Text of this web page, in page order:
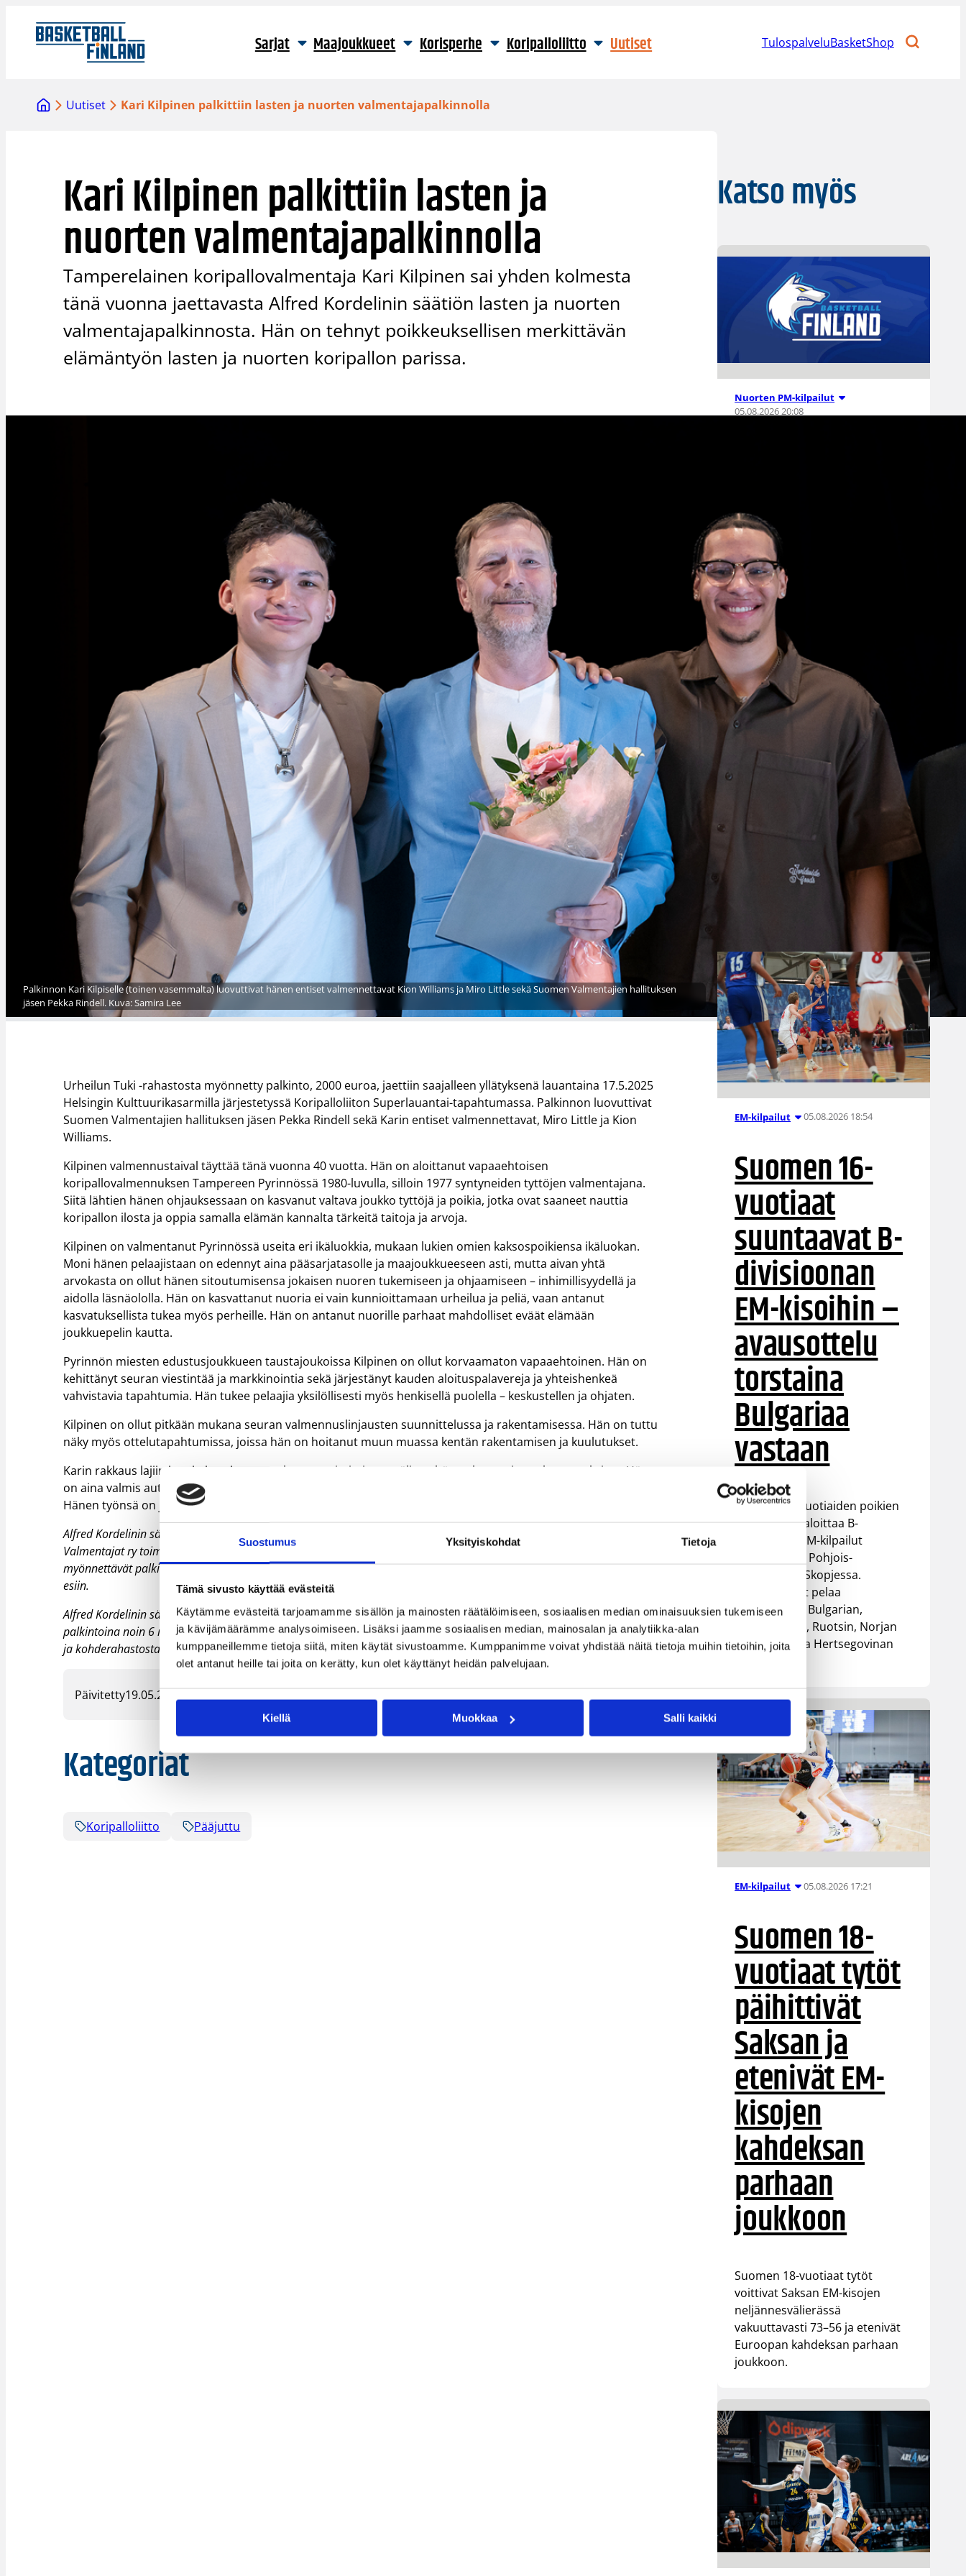
Suostumus Yksityiskohdat Tietoja
Tämä sivusto käyttää evästeitä
Käytämme evästeitä tarjoamamme sisällön ja mainosten räätälöimiseen, sosiaalisen median ominaisuuksien tukemiseen
ja kävijämäärämme analysoimiseen. Lisäksi jaamme sosiaalisen median, mainosalan ja analytiikka-alan
kumppaneillemme tietoja siitä, miten käytät sivustoamme. Kumppanimme voivat yhdistää näitä tietoja muihin tietoihin, joita
olet antanut heille tai joita on kerätty, kun olet käyttänyt heidän palvelujaan.
Kiellä Muokkaa Salli kaikki
sisältöön
Sarjat Maajoukkueet Korisperhe Koripalloliitto Uutiset TulospalveluBasketShop
Uutiset Kari Kilpinen palkittiin lasten ja nuorten valmentajapalkinnolla
Kari Kilpinen palkittiin lasten ja
nuorten valmentajapalkinnolla
Tamperelainen koripallovalmentaja Kari Kilpinen sai yhden kolmesta
tänä vuonna jaettavasta Alfred Kordelinin säätiön lasten ja nuorten
valmentajapalkinnosta. Hän on tehnyt poikkeuksellisen merkittävän
elämäntyön lasten ja nuorten koripallon parissa.
Palkinnon Kari Kilpiselle (toinen vasemmalta) luovuttivat hänen entiset valmennettavat Kion Williams ja Miro Little sekä Suomen Valmentajien hallituksen
jäsen Pekka Rindell. Kuva: Samira Lee
Urheilun Tuki -rahastosta myönnetty palkinto, 2000 euroa, jaettiin saajalleen yllätyksenä lauantaina 17.5.2025
Helsingin Kulttuurikasarmilla järjestetyssä Koripalloliiton Superlauantai-tapahtumassa. Palkinnon luovuttivat
Suomen Valmentajien hallituksen jäsen Pekka Rindell sekä Karin entiset valmennettavat, Miro Little ja Kion
Williams.
Kilpinen valmennustaival täyttää tänä vuonna 40 vuotta. Hän on aloittanut vapaaehtoisen
koripallovalmennuksen Tampereen Pyrinnössä 1980-luvulla, silloin 1977 syntyneiden tyttöjen valmentajana.
Siitä lähtien hänen ohjauksessaan on kasvanut valtava joukko tyttöjä ja poikia, jotka ovat saaneet nauttia
koripallon ilosta ja oppia samalla elämän kannalta tärkeitä taitoja ja arvoja.
Kilpinen on valmentanut Pyrinnössä useita eri ikäluokkia, mukaan lukien omien kaksospoikiensa ikäluokan.
Moni hänen pelaajistaan on edennyt aina pääsarjatasolle ja maajoukkueeseen asti, mutta aivan yhtä
arvokasta on ollut hänen sitoutumisensa jokaisen nuoren tukemiseen ja ohjaamiseen – inhimillisyydellä ja
aidolla läsnäololla. Hän on kasvattanut nuoria ei vain kunnioittamaan urheilua ja peliä, vaan antanut
kasvatuksellista tukea myös perheille. Hän on antanut nuorille parhaat mahdolliset eväät elämään
joukkuepelin kautta.
Pyrinnön miesten edustusjoukkueen taustajoukoissa Kilpinen on ollut korvaamaton vapaaehtoinen. Hän on
kehittänyt seuran viestintää ja markkinointia sekä järjestänyt kauden aloituspalavereja ja yhteishenkeä
vahvistavia tapahtumia. Hän tukee pelaajia yksilöllisesti myös henkisellä puolella – keskustellen ja ohjaten.
Kilpinen on ollut pitkään mukana seuran valmennuslinjausten suunnittelussa ja rakentamisessa. Hän on tuttu
näky myös ottelutapahtumissa, joissa hän on hoitanut muun muassa kentän rakentamisen ja kuulutukset.
Karin rakkaus lajiin ja erityisesti nuorten kanssa toimimiseen välittyy hänen kasvattiensa kertomuksista. Hän
on aina valmis auttamaan pelaajia ja nauttii syvästi siitä, että saa olla osa nuorten matkaa kohti unelmiaan.
Hänen työnsä on jättänyt pysyvän jäljen suomalaiseen juniorikoripalloon.
Alfred Kordelinin säätiön valmentajapalkintoa esittää valmentajan lajiliitto valmentajan itse sitä tietämättä. Suomen
Valmentajat ry toimii asiainhoitajana Alfred Kordelinin säätiön suuntaan. Säätiön Urheilun tuki -rahastosta
myönnettävät palkinnot ovat yksi keino tuoda lasten ja nuorten parissa vapaa-ajallaan valmentavien arvokasta työtä
esiin.
Alfred Kordelinin säätiö on yksityinen yleishyödyllinen apurahasäätiö. Säätiö jakaa vuosittain apurahoina ja
palkintoina noin 6 miljoonaa euroa. Urheilun tuki -rahasto on yksi kuudestatoista Alfred Kordelinin säätiön kaupunki-
ja kohderahastosta.
Päivitetty19.05.2025
Kategoriat
Koripalloliitto Pääjuttu
Katso myös
Nuorten PM-kilpailut
05.08.2026 20:08
vuotiaat tytöt
voittivat
Islannin
Nordic Open -
turnauksen
toisessa
ottelussa
Suomen 15-vuotiaiden tyttöjen
maajoukkue jatkoi
voittokulkuaan Lohjalla
pelattavassa Nordic Open -
turnauksessa kaatamalla
Sudenpennut kohtaa huomenna
turnauksen päätösottelussa
EM-kilpailut 05.08.2026 18:54
Suomen 16-
vuotiaat
suuntaavat B-
divisioonan
EM-kisoihin –
avausottelu
torstaina
Bulgariaa
vastaan
Suomen 16-vuotiaiden poikien
maajoukkue aloittaa B-
divisioonan EM-kilpailut
torstaina 6.8. Pohjois-
Makedonian Skopjessa.
Sudenpennut pelaa
alkulohkossa Bulgarian,
Luxemburgin, Ruotsin, Norjan
sekä Bosnia ja Hertsegovinan
EM-kilpailut 05.08.2026 17:21
Suomen 18-
vuotiaat tytöt
päihittivät
Saksan ja
etenivät EM-
kisojen
kahdeksan
parhaan
joukkoon
Suomen 18-vuotiaat tytöt
voittivat Saksan EM-kisojen
neljännesvälierässä
vakuuttavasti 73–56 ja etenivät
Euroopan kahdeksan parhaan
joukkoon.